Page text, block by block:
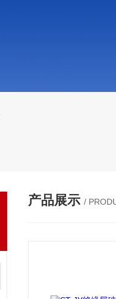
产品展示 /